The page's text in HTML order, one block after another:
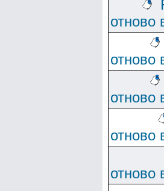
отново
отново
отново
отново
отново